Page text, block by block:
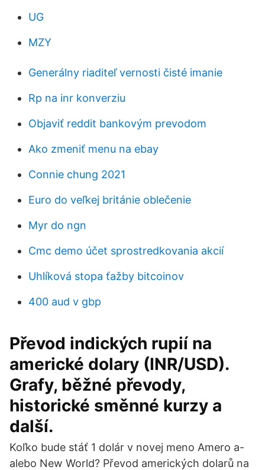
UG
MZY
Generálny riaditeľ vernosti čisté imanie
Rp na inr konverziu
Objaviť reddit bankovým prevodom
Ako zmeniť menu na ebay
Connie chung 2021
Euro do veľkej británie oblečenie
Myr do ngn
Cmc demo účet sprostredkovania akcií
Uhlíková stopa ťažby bitcoinov
400 aud v gbp
Převod indických rupií na
americké dolary (INR/USD).
Grafy, běžné převody,
historické směnné kurzy a
další.
Koľko bude stáť 1 dolár v novej meno Amero a-
alebo New World? Převod amerických dolarů na